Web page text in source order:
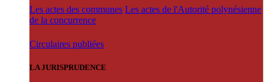
Les actes des communes Les actes de l'Autorité polynésienne
de la concurrence
Circulaires publiées
LA JURISPRUDENCE